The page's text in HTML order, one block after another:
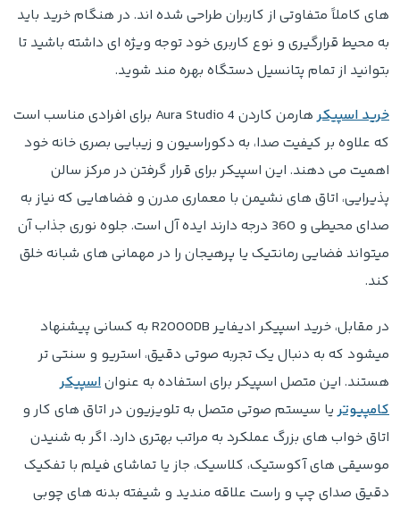
های کاملاً متفاوتی از کاربران طراحی شده اند. در هنگام خرید باید
به محیط قرارگیری و نوع کاربری خود توجه ویژه ای داشته باشید تا
بتوانید از تمام پتانسیل دستگاه بهره مند شوید.
خرید اسپیکر
هارمن کاردن Aura Studio 4 برای افرادی مناسب است
که علاوه بر کیفیت صدا، به دکوراسیون و زیبایی بصری خانه خود
اهمیت می دهند. این اسپیکر برای قرار گرفتن در مرکز سالن
پذیرایی، اتاق های نشیمن با معماری مدرن و فضاهایی که نیاز به
صدای محیطی و 360 درجه دارند ایده آل است. جلوه نوری جذاب آن
میتواند فضایی رمانتیک یا پرهیجان را در مهمانی های شبانه خلق
کند.
در مقابل، خرید اسپیکر ادیفایر R2000DB به کسانی پیشنهاد
میشود که به دنبال یک تجربه صوتی دقیق، استریو و سنتی تر
هستند. این متصل اسپیکر برای استفاده به عنواناسپیکر
کامپیوتریا سیستم صوتی متصل به تلویزیون در اتاق های کار و
اتاق خواب های بزرگ عملکرد به مراتب بهتری دارد. اگر به شنیدن
موسیقی های آکوستیک، کلاسیک، جاز یا تماشای فیلم با تفکیک
دقیق صدای چپ و راست علاقه مندید و شیفته بدنه های چوبی